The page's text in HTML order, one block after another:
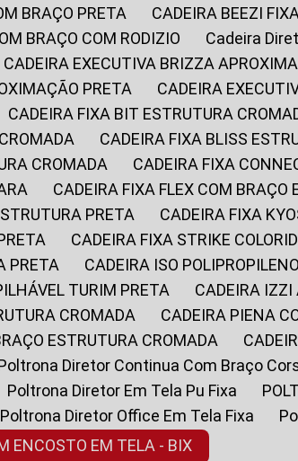
BRAÇO PRETA
CADEIRA BEEZI
BRAÇO COM RODIZIO
Cadeira
CADEIRA EXECUTIVA BRIZZA
PRETA
CADEIRA
CADEIRA FIXA BIT ESTRUTURA
CADEIRA FIXA BLISS
CROMADA
CADEIRA FIXA
CADEIRA FIXA FLEX COM
PRETA
CADEIRA FIXA
CADEIRA FIXA STRIKE
PRETA
CADEIRA ISO
TURIM PRETA
CADEIRA
CROMADA
CADEIRA PIENA
ESTRUTURA CROMADA
Poltrona Diretor Continua Com Braço
Poltrona Diretor Em Tela Pu Fixa
Poltrona Diretor Office Em Tela Fixa
ENCOSTO EM TELA - BIX